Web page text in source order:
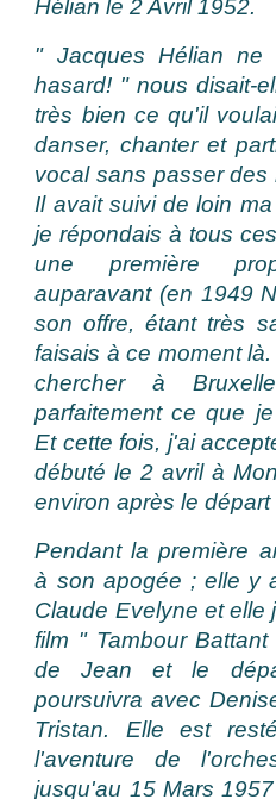
Hélian le 2 Avril 1952.
" Jacques Hélian
hasard! " nous disait-
très bien ce qu'il
danser, chanter et
vocal sans passer des
Il avait suivi de loin
je répondais à tous
une première
auparavant (en 1949
son offre, étant très
faisais à ce moment
chercher à
parfaitement ce que
Et cette fois, j'ai
débuté le 2 avril à
environ après le
Pendant la première
à son apogée ; elle y
Claude Evelyne et elle
film " Tambour
de Jean et le
poursuivra avec
Tristan. Elle est
l'aventure de
jusqu'au 15 Mars